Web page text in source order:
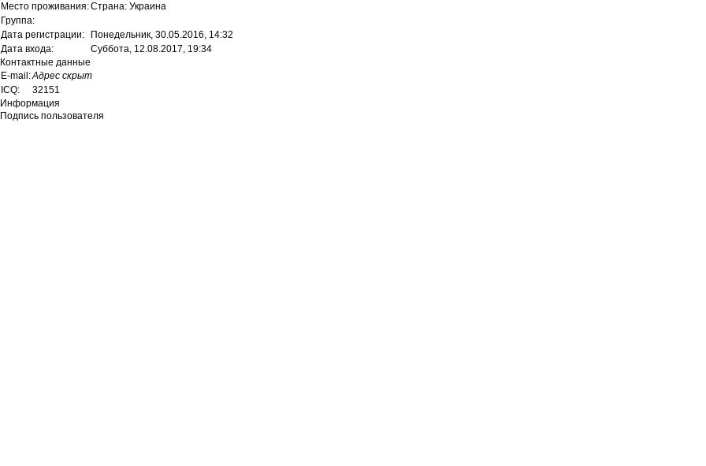
Место проживания:Страна: Украина
Группа:
Дата регистрации:
Понедельник, 30.05.2016, 14:32
Дата входа:
Суббота, 12.08.2017, 19:34
Контактные данные
Е-mail:Адрес скрыт
ICQ:
32151
Информация
Подпись пользователя